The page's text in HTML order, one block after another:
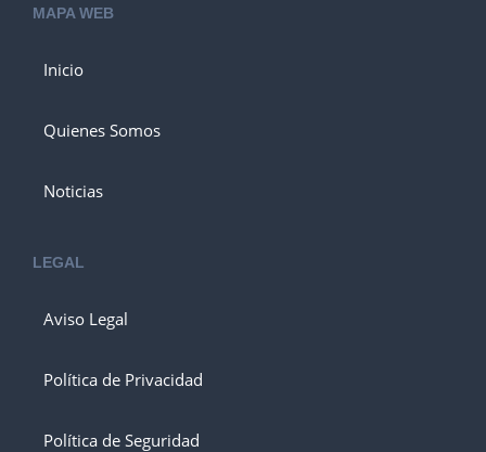
MAPA WEB
Inicio
Quienes Somos
Noticias
LEGAL
Aviso Legal
Política de Privacidad
Política de Seguridad